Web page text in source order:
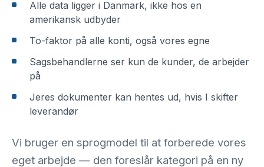
Alle data ligger i Danmark, ikke hos en
amerikansk udbyder
To-faktor på alle konti, også vores egne
Sagsbehandlerne ser kun de kunder, de arbejder
på
Jeres dokumenter kan hentes ud, hvis I skifter
leverandør
Vi bruger en sprogmodel til at forberede vores
eget arbejde — den foreslår kategori på en ny